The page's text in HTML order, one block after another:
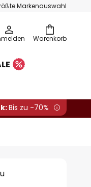
Markenauswahl
Warenkorb
Bis zu -70%